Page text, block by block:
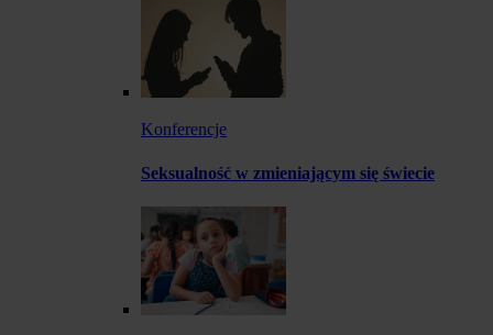
Konferencje
Seksualność w zmieniającym się świecie